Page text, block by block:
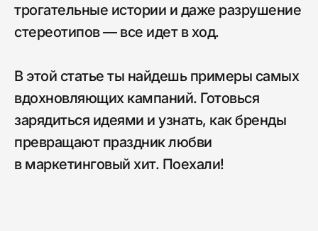
трогательные истории и даже разрушение
стереотипов — все идет в ход.
В этой статье ты найдешь примеры самых
вдохновляющих кампаний. Готовься
зарядиться идеями и узнать, как бренды
превращают праздник любви
в маркетинговый хит. Поехали!